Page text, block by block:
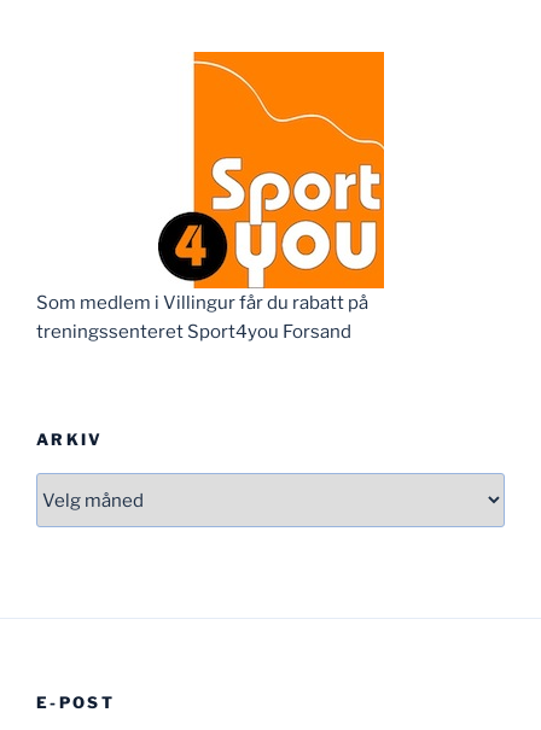
Som medlem i Villingur får du rabatt på
treningssenteret Sport4you Forsand
ARKIV
E-POST